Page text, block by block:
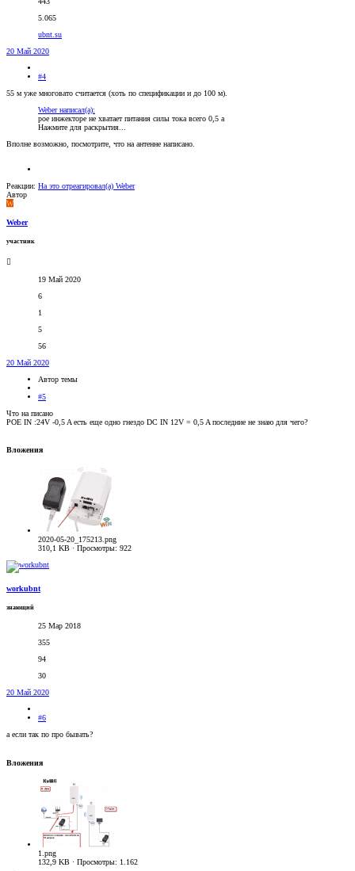
5.065
ubnt.su
20 Май 2020
#4
55 м уже многовато считается (хоть по спецификации и до 100 м).
Weber написал(а):
рое инжекторе не хватает питания силы тока всего 0,5 а
Нажмите для раскрытия...
Вполне возможно, посмотрите, что на антенне написано.
Реакции: На это отреагировал(а) Weber
Автор
W
Weber
участник
19 Май 2020
6
1
5
56
20 Май 2020
Автор темы
#5
Что на писано
POE IN :24V -0,5 A есть еще одно гнездо DC IN 12V = 0,5 A последние не знаю для чего?
Вложения
2020-05-20_175213.png
310,1 KB · Просмотры: 922
workubnt
знающий
25 Мар 2018
355
94
30
20 Май 2020
#6
а если так по про бывать?
Вложения
1.png
132,9 KB · Просмотры: 1.162